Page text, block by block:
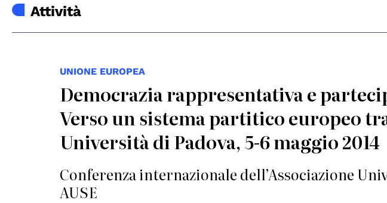
Attività
UNIONE EUROPEA
Democrazia rappresentativa e
Verso un sistema partitico europeo
Università di Padova, 5-6 maggio 2014
Conferenza internazionale dell’Associazione
AUSE